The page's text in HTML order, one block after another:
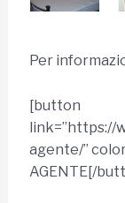
Per
[button
link=”https://
agente/”
AGENTE[/